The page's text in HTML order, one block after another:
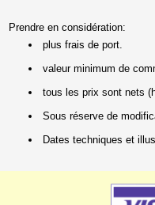
Prendre en considération:
plus frais de port.
valeur minimum de
tous les prix sont nets
Sous réserve de
Dates techniques et